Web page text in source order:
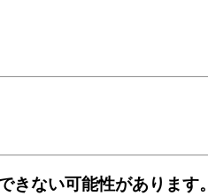
きない可能性があります。